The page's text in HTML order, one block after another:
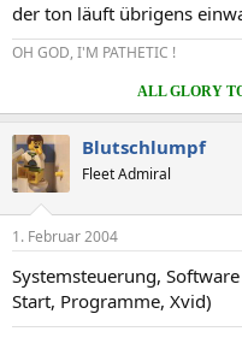
der ton läuft übrigens
OH GOD, I'M PATHETIC !
ALL GLORY
Blutschlumpf
Fleet Admiral
1. Februar 2004
Systemsteuerung,
Start, Programme, Xvid)